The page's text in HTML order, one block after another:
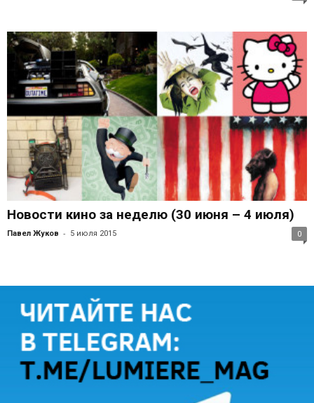
Новости кино за неделю (30 июня – 4 июля)
Павел Жуков - 5 июля 2015 0